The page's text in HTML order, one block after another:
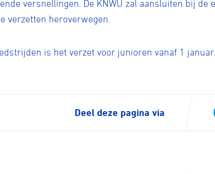
versnellingen. De KNWU zal aansluiten bij
verzetten heroverwegen.
is het verzet voor junioren vanaf 1
Deel deze pagina via